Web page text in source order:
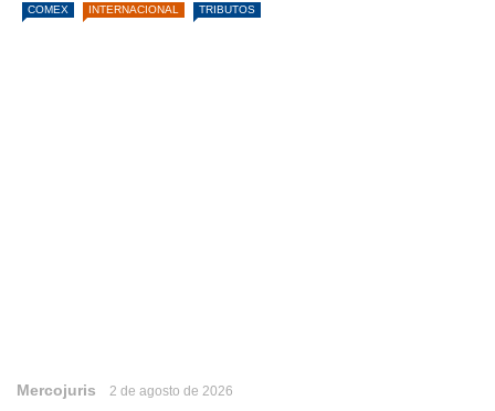
COMEX INTERNACIONAL TRIBUTOS
Mercojuris 2 de agosto de 2026